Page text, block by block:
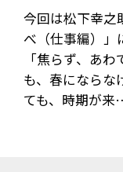
今回は松下幸之
べ（仕事編）」
「焦らず、あ
も、春にならな
ても、時期が